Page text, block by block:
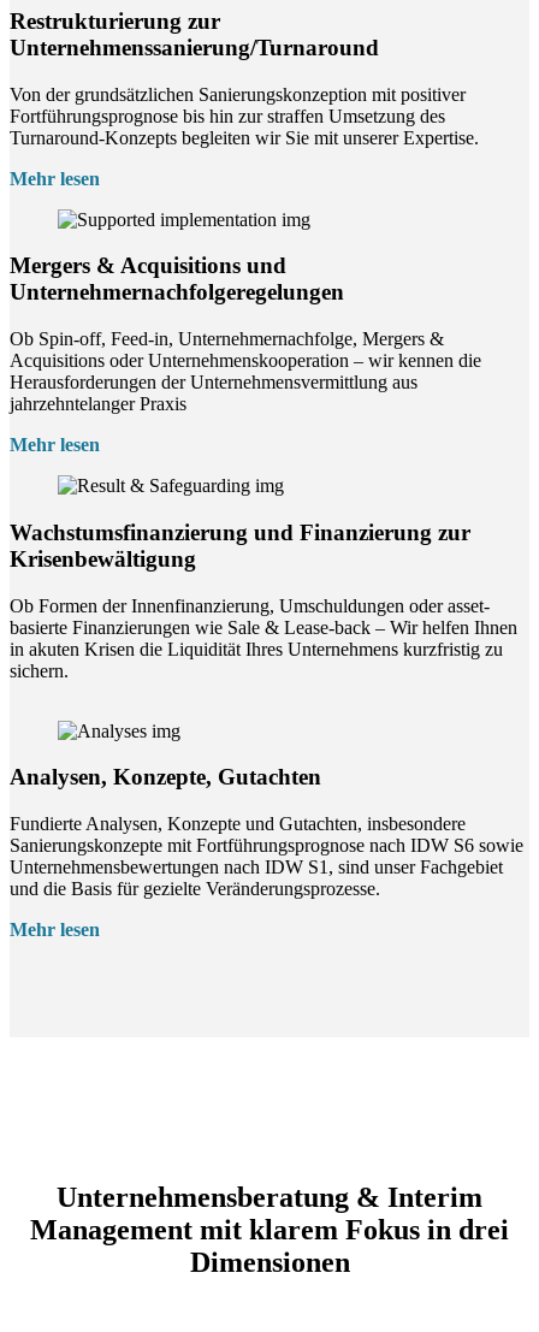
Restrukturierung zur
Unternehmenssanierung/Turnaround
Von der grundsätzlichen Sanierungskonzeption mit positiver
Fortführungsprognose bis hin zur straffen Umsetzung des
Turnaround-Konzepts begleiten wir Sie mit unserer Expertise.
Mehr lesen
Mergers & Acquisitions und
Unternehmernachfolgeregelungen
Ob Spin-off, Feed-in, Unternehmernachfolge, Mergers &
Acquisitions oder Unternehmenskooperation – wir kennen die
Herausforderungen der Unternehmensvermittlung aus
jahrzehntelanger Praxis
Mehr lesen
Wachstumsfinanzierung und Finanzierung zur
Krisenbewältigung
Ob Formen der Innenfinanzierung, Umschuldungen oder asset-
basierte Finanzierungen wie Sale & Lease-back – Wir helfen Ihnen
in akuten Krisen die Liquidität Ihres Unternehmens kurzfristig zu
sichern.
Analysen, Konzepte, Gutachten
Fundierte Analysen, Konzepte und Gutachten, insbesondere
Sanierungskonzepte mit Fortführungsprognose nach IDW S6 sowie
Unternehmensbewertungen nach IDW S1, sind unser Fachgebiet
und die Basis für gezielte Veränderungsprozesse.
Mehr lesen
Unternehmensberatung & Interim
Management mit klarem Fokus in drei
Dimensionen